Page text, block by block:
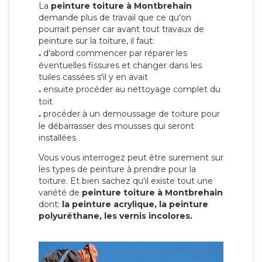
La peinture toiture à Montbrehain
demande plus de travail que ce qu'on
pourrait penser car avant tout travaux de
peinture sur la toiture, il faut:
. d'abord commencer par réparer les
éventuelles fissures et changer dans les
tuiles cassées s'il y en avait
. ensuite procéder au nettoyage complet du
toit
. procéder à un demoussage de toiture pour
le débarrasser des mousses qui seront
installées
Vous vous interrogez peut être surement sur
les types de peinture à prendre pour la
toiture. Et bien sachez qu'il existe tout une
variété de peinture toiture à Montbrehain
dont: la peinture acrylique, la peinture
polyuréthane, les vernis incolores.